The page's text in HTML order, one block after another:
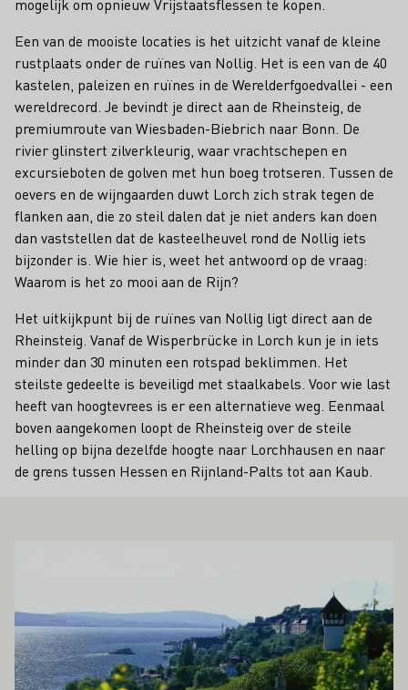
mogelijk om opnieuw Vrijstaatsflessen te kopen.
Een van de mooiste locaties is het uitzicht vanaf de kleine
rustplaats onder de ruïnes van Nollig. Het is een van de 40
kastelen, paleizen en ruïnes in de Werelderfgoedvallei - een
wereldrecord. Je bevindt je direct aan de Rheinsteig, de
premiumroute van Wiesbaden-Biebrich naar Bonn. De
rivier glinstert zilverkleurig, waar vrachtschepen en
excursieboten de golven met hun boeg trotseren. Tussen de
oevers en de wijngaarden duwt Lorch zich strak tegen de
flanken aan, die zo steil dalen dat je niet anders kan doen
dan vaststellen dat de kasteelheuvel rond de Nollig iets
bijzonder is. Wie hier is, weet het antwoord op de vraag:
Waarom is het zo mooi aan de Rijn?
Het uitkijkpunt bij de ruïnes van Nollig ligt direct aan de
Rheinsteig. Vanaf de Wisperbrücke in Lorch kun je in iets
minder dan 30 minuten een rotspad beklimmen. Het
steilste gedeelte is beveiligd met staalkabels. Voor wie last
heeft van hoogtevrees is er een alternatieve weg. Eenmaal
boven aangekomen loopt de Rheinsteig over de steile
helling op bijna dezelfde hoogte naar Lorchhausen en naar
de grens tussen Hessen en Rijnland-Palts tot aan Kaub.